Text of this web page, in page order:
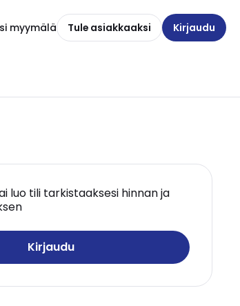
myymälä Tule asiakkaaksi Kirjaudu
luo tili tarkistaaksesi hinnan ja
Kirjaudu